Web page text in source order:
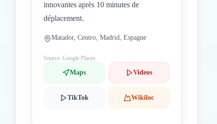
innovantes après 10 minutes de
déplacement.
Matador, Centro, Madrid, Espagne
Source: Google Places
Maps Videos
TikTok Wikiloc